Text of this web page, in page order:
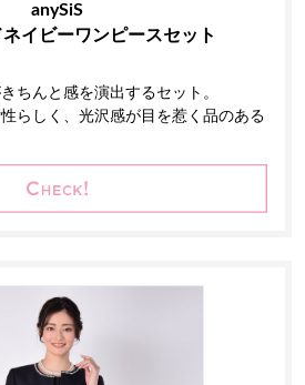
anySiS
イビーワンピースセット
ちんと感を演出するセット。
らしく、光沢感が目を惹く品のある